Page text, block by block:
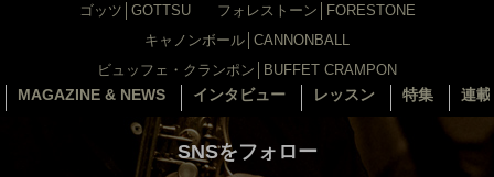
ゴッツ│GOTTSU
フォレストーン│FORESTONE
キャノンボール│CANNONBALL
ビュッフェ・クランポン│BUFFET CRAMPON
MAGAZINE & NEWS インタビュー レッスン 特集 連
SNSをフォロー